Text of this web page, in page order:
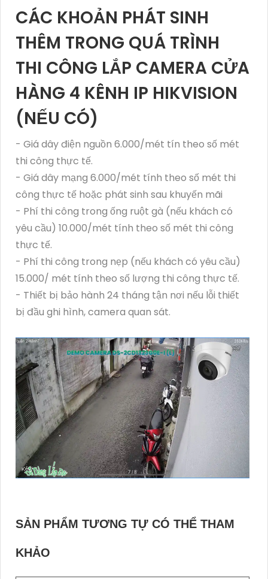
CÁC KHOẢN PHÁT SINH
THÊM TRONG QUÁ TRÌNH
THI CÔNG LẮP CAMERA CỬA
HÀNG 4 KÊNH IP HIKVISION
(NẾU CÓ)
- Giá dây điện nguồn 6.000/mét tín theo số mét
thi công thực tế.
- Giá dây mạng 6.000/mét tính theo số mét thi
công thực tế hoặc phát sinh sau khuyến mãi
- Phí thi công trong ống ruột gà (nếu khách có
yêu cầu) 10.000/mét tính theo số mét thi công
thực tế.
- Phí thi công trong nẹp (nếu khách có yêu cầu)
15.000/ mét tính theo số lượng thi công thực tế.
- Thiết bị bảo hành 24 tháng tận nơi nếu lỗi thiết
bị đầu ghi hình, camera quan sát.
SẢN PHẨM TƯƠNG TỰ CÓ THỂ THAM
KHẢO